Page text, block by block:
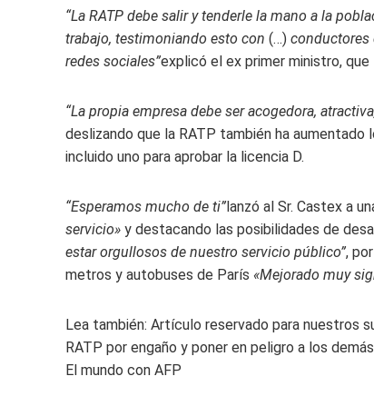
“La RATP debe salir y tenderle la mano a la
trabajo, testimoniando esto con (…) conductores
redes sociales”explicó el ex primer ministro,
“La propia empresa debe ser acogedora,
deslizando que la RATP también ha
incluido uno para aprobar la licencia D.
“Esperamos mucho de ti” lanzó al Sr. Castex a
servicio» y destacando las posibilidades de
estar orgullosos de nuestro servicio público”,
metros y autobuses de París «Mejorado muy
Lea también: Artículo reservado para nuestros
RATP por engaño y poner en peligro a los demás
El mundo con AFP